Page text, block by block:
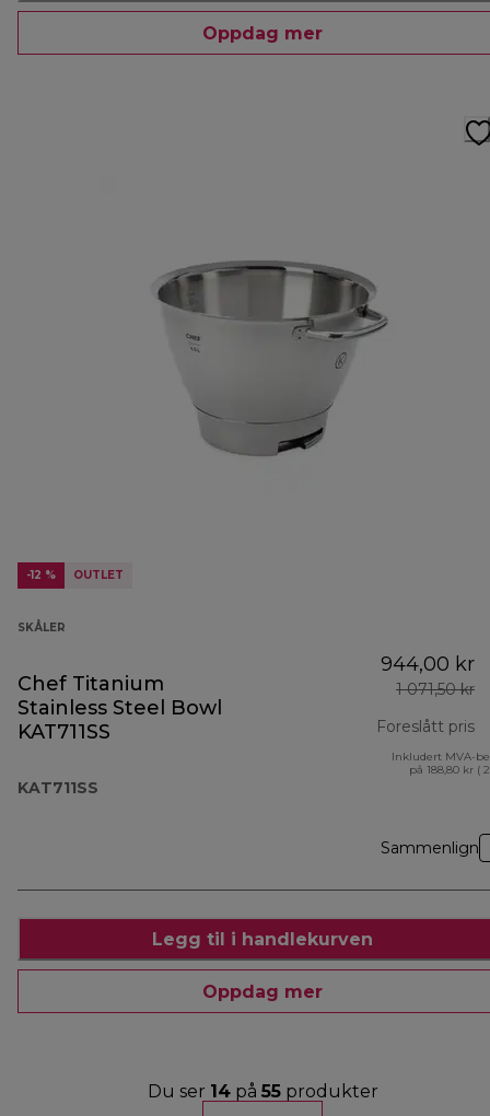
Oppdag mer
-12 % OUTLET
SKÅLER
Chef Titanium
Stainless Steel Bowl
KAT711SS
KAT711SS
944,00 kr
1 071,50 kr
Foreslått pris
Inkludert MVA-
på 188,80 kr (
Sammenlign
Legg til i handlekurven
Oppdag mer
Du ser 14på 55produkter